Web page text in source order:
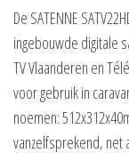
De SATENNE
ingebouwde digitale
TV Vlaanderen en
voor gebruik in
noemen:
vanzelfsprekend, net